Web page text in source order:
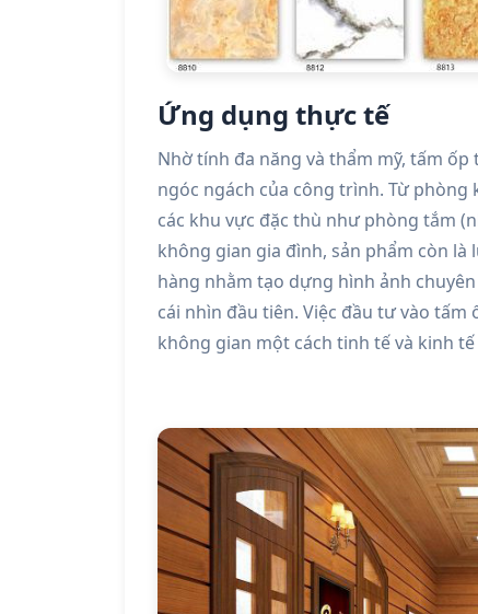
Ứng dụng thực tế
Nhờ tính đa năng và thẩm mỹ, tấm
ngóc ngách của công trình. Từ
các khu vực đặc thù như phòng tắm
không gian gia đình, sản phẩm còn
hàng nhằm tạo dựng hình ảnh
cái nhìn đầu tiên. Việc đầu tư vào
không gian một cách tinh tế và kinh